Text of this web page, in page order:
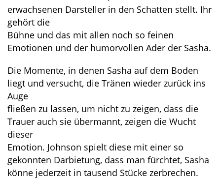
erwachsenen Darsteller in den Schatten stellt. Ihr
gehört die
Bühne und das mit allen noch so feinen
Emotionen und der humorvollen Ader der Sasha.
Die Momente, in denen Sasha auf dem Boden
liegt und versucht, die Tränen wieder zurück ins
Auge
fließen zu lassen, um nicht zu zeigen, dass die
Trauer auch sie übermannt, zeigen die Wucht
dieser
Emotion. Johnson spielt diese mit einer so
gekonnten Darbietung, dass man fürchtet, Sasha
könne jederzeit in tausend Stücke zerbrechen.